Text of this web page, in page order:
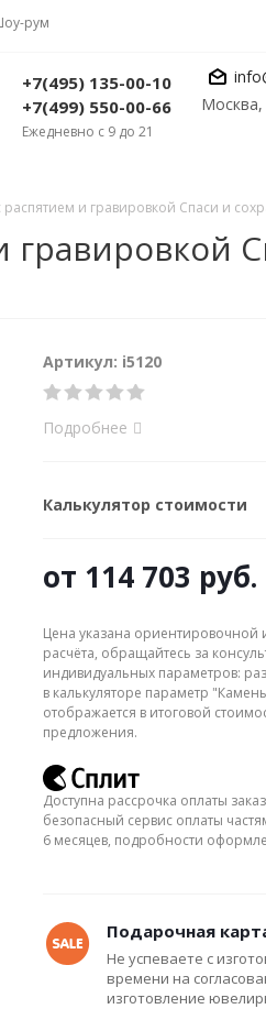
рум
+7(495) 135-00-10
+7(499) 550-00-66
Ежедневно с 9 до 21
Москва,
и гравировкой Спаси и
гравировкой
Артикул: i5120
Подробнее
Калькулятор стоимости
от 114 703 руб.
Цена указана ориентировочной
расчёта, обращайтесь за
индивидуальных параметров:
в калькуляторе параметр
отображается в итоговой
предложения.
Доступна рассрочка оплаты
безопасный сервис оплаты
6 месяцев, подробности
Подарочная
Не успеваете с
времени на
изготовление